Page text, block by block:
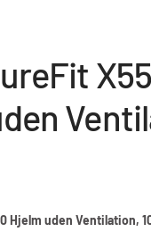
Hjelm uden Ventilation,